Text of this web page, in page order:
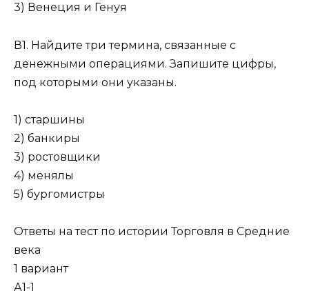
3) Венеция и Генуя
В1. Найдите три термина, связанные с
денежными операциями. Запишите цифры,
под которыми они указаны.
1) старшины
2) банкиры
3) ростовщики
4) менялы
5) бургомистры
Ответы на тест по истории Торговля в Средние
века
1 вариант
А1-1